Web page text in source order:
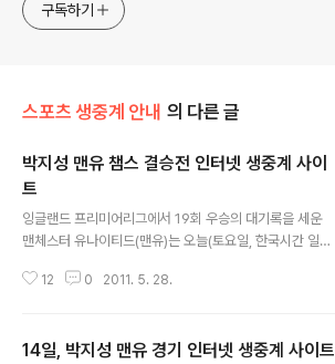
구독하기
스포츠 생중계 안내 의 다른 글
박지성 맨유 챔스 결승전 인터넷 생중계 사이
트
잉글랜드 프리미어리그에서 19회 우승의 대기록을 세운
맨체스터 유나이티드(맨유)는 오늘(토요일, 한국시간 일요
은 스페인의 바르셀로나이다. 전 세계 축구팬의 이목이 집
2009 시준 결승전에 맞붙어 맨유가 0 대 2로 졌다. 아시
12 0 2011. 5. 28.
14일, 박지성 맨유 경기 인터넷 생중계 사이트